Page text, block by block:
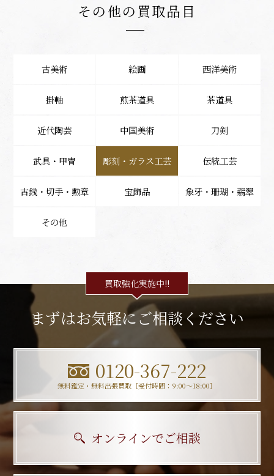
その他の買取品目
古美術 絵画 西洋美術
掛軸 煎茶道具 茶道具
近代陶芸 中国美術 刀剣
武具・甲冑 彫刻・ガラス工芸 伝統工芸
古銭・切手・勲章 宝飾品 象牙・珊瑚・翡翠
その他
買取強化実施中!!
まずはお気軽にご相談ください
0120-367-222
無料鑑定・無料出張買取［受付時間：9:00〜18:00］
オンラインでご相談